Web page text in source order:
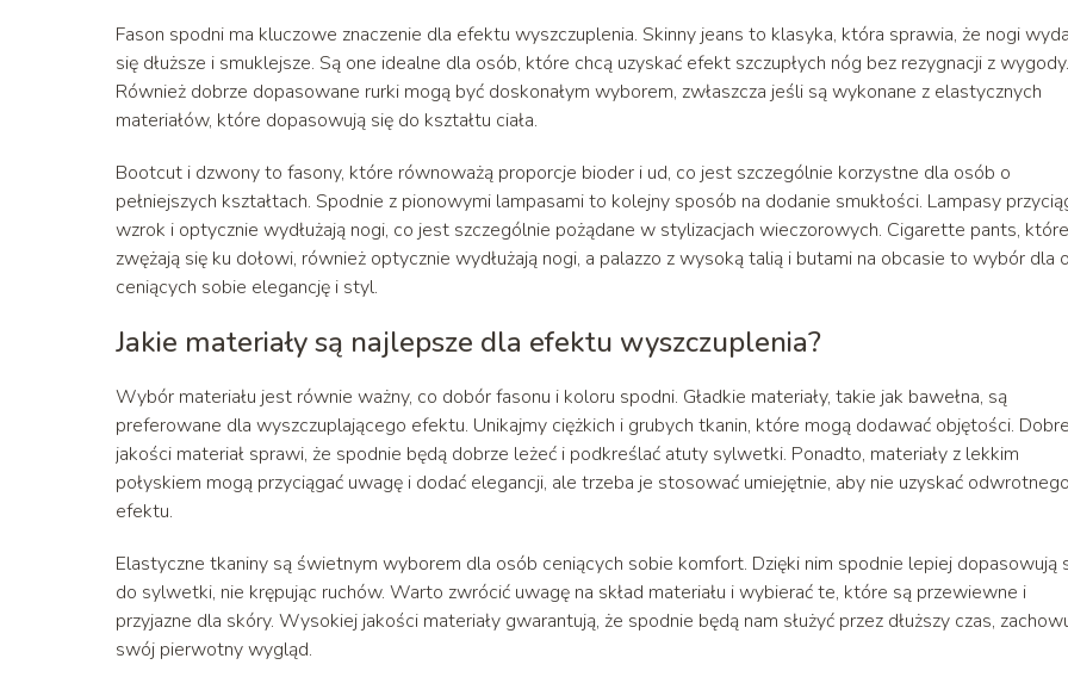
Fason spodni ma kluczowe znaczenie dla efektu wyszczuplenia. Skinny jeans to klasyka, która sprawia, że nogi
się dłuższe i smuklejsze. Są one idealne dla osób, które chcą uzyskać efekt szczupłych nóg bez rezygnacji z wygody.
Również dobrze dopasowane rurki mogą być doskonałym wyborem, zwłaszcza jeśli są wykonane z elastycznych
materiałów, które dopasowują się do kształtu ciała.
Bootcut i dzwony to fasony, które równoważą proporcje bioder i ud, co jest szczególnie korzystne dla osób o
pełniejszych kształtach. Spodnie z pionowymi lampasami to kolejny sposób na dodanie smukłości. Lampasy
wzrok i optycznie wydłużają nogi, co jest szczególnie pożądane w stylizacjach wieczorowych. Cigarette pants, które
zwężają się ku dołowi, również optycznie wydłużają nogi, a palazzo z wysoką talią i butami na obcasie to wybór dla
ceniących sobie elegancję i styl.
Jakie materiały są najlepsze dla efektu wyszczuplenia?
Wybór materiału jest równie ważny, co dobór fasonu i koloru spodni. Gładkie materiały, takie jak bawełna, są
preferowane dla wyszczuplającego efektu. Unikajmy ciężkich i grubych tkanin, które mogą dodawać objętości.
jakości materiał sprawi, że spodnie będą dobrze leżeć i podkreślać atuty sylwetki. Ponadto, materiały z lekkim
połyskiem mogą przyciągać uwagę i dodać elegancji, ale trzeba je stosować umiejętnie, aby nie uzyskać
efektu.
Elastyczne tkaniny są świetnym wyborem dla osób ceniących sobie komfort. Dzięki nim spodnie lepiej dopasowują
do sylwetki, nie krępując ruchów. Warto zwrócić uwagę na skład materiału i wybierać te, które są przewiewne i
przyjazne dla skóry. Wysokiej jakości materiały gwarantują, że spodnie będą nam służyć przez dłuższy czas,
swój pierwotny wygląd.